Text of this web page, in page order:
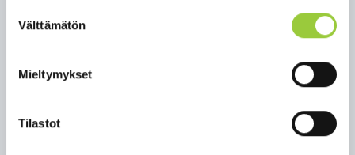
valinta
Välttämätön
Mieltymykset
Tilastot
aloitetaan maanantaina 20.5. Huolehdithan, että
jätteesi ovat silloin odottamassa hakijaansa.
Intoa ja iloa keväisten siivoustalkoiden merkeissä!
tekninen johtaja